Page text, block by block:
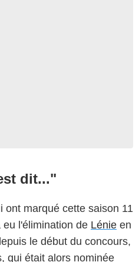
dit..."
ont marqué cette saison 11
eu l'élimination de Lénie en
le début du concours,
qui était alors nominée